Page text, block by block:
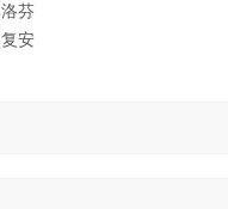
芬
安